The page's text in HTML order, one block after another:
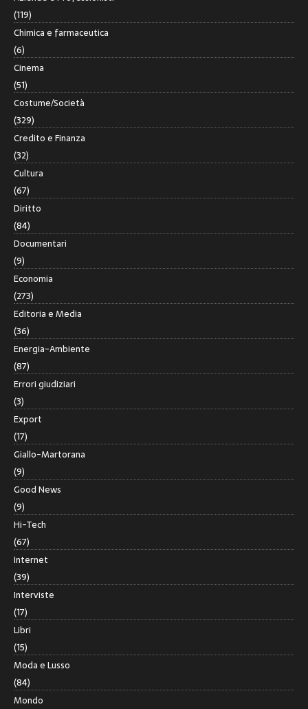
(119)
Chimica e farmaceutica
(6)
Cinema
(51)
Costume/Società
(329)
Credito e Finanza
(32)
Cultura
(67)
Diritto
(84)
Documentari
(9)
Economia
(273)
Editoria e Media
(36)
Energia-Ambiente
(87)
Errori giudiziari
(3)
Export
(17)
Giallo-Martorana
(9)
Good News
(9)
Hi-Tech
(67)
Internet
(39)
Interviste
(17)
Libri
(15)
Moda e Lusso
(84)
Mondo